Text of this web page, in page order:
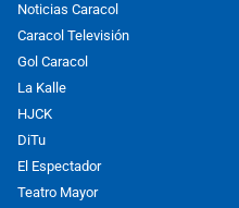
Noticias Caracol
Caracol Televisión
Gol Caracol
La Kalle
HJCK
DiTu
El Espectador
Teatro Mayor